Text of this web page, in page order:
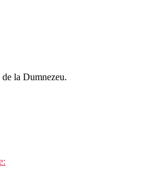
la Dumnezeu.